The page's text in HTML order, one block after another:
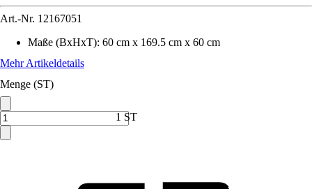
Art.-Nr. 12167051
Maße (BxHxT): 60 cm x 169.5 cm x 60 cm
Mehr Artikeldetails
Menge (ST)
1 ST